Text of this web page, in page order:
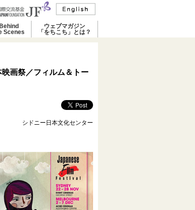
Behind
Scenes
ウェブマガジン
「をちこち」とは？
画祭／フィルム＆トー
シドニー日本文化センター